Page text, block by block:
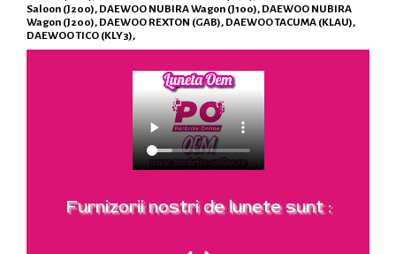
Saloon (J200), DAEWOO NUBIRA Wagon (J100), DAEWOO NUBIRA
Wagon (J200), DAEWOO REXTON (GAB), DAEWOO TACUMA (KLAU),
DAEWOO TICO (KLY3),
Furnizorii nostri de lunete sunt :